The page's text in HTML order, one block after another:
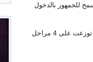
للجمهور بالدخول
وقامت وزارة الثقافة ومديرية الآثار بوضع خطة عمل توزعت على 4 مراحل